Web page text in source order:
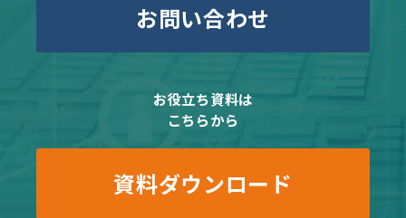
お問い合わせ
お役立ち資料は
こちらから
資料ダウンロード